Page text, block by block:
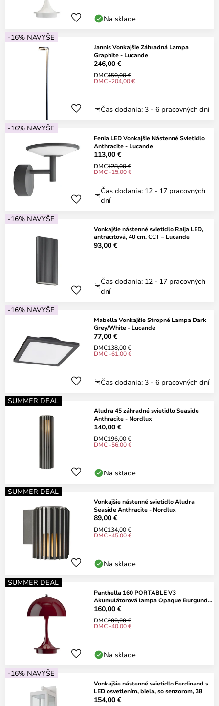
Na sklade
-16% NAVYŠE
Jannis Vonkajšie Záhradná Lampa
Graphite - Lucande
246,00 €
DMC450,00 €
DMC -204,00 €
Čas dodania: 3 - 6 pracovných dní
-16% NAVYŠE
Fenia LED Vonkajšie Nástenné Svietidlo
Anthracite - Lucande
113,00 €
DMC128,00 €
DMC -15,00 €
Čas dodania: 12 - 17 pracovných
dní
-16% NAVYŠE
Vonkajšie nástenné svietidlo Raija LED,
antracitová, 40 cm, CCT – Lucande
93,00 €
Čas dodania: 12 - 17 pracovných
dní
-16% NAVYŠE
Mabella Vonkajšie Stropné Lampa Dark
Grey/White - Lucande
77,00 €
DMC138,00 €
DMC -61,00 €
Čas dodania: 3 - 6 pracovných dní
SUMMER DEAL
Aludra 45 záhradné svietidlo Seaside
Anthracite - Nordlux
140,00 €
DMC196,00 €
DMC -56,00 €
Na sklade
SUMMER DEAL
Vonkajšie nástenné svietidlo Aludra
Seaside Anthracite - Nordlux
89,00 €
DMC134,00 €
DMC -45,00 €
Na sklade
SUMMER DEAL
Panthella 160 PORTABLE V3
Akumulátorová lampa Opaque Burgundy
- Louis Poulsen
160,00 €
DMC200,00 €
DMC -40,00 €
Na sklade
-16% NAVYŠE
Vonkajšie nástenné svietidlo Ferdinand s
LED osvetlením, biela, so senzorom, 38
154,00 €